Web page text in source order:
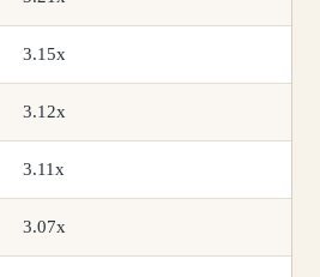
3.15x
3.12x
3.11x
3.07x